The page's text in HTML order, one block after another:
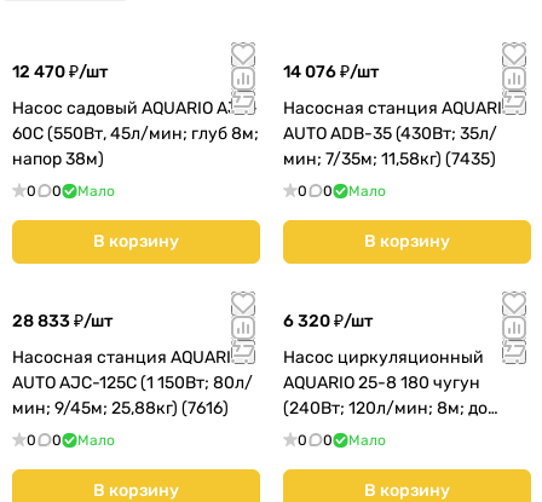
12 470 ₽/шт
Насос садовый AQUARIO AJC-
60C (550Вт, 45л/мин; глуб 8м;
напор 38м)
0 0 Мало
В корзину
14 076 ₽/шт
Насосная станция AQUARIO
AUTO ADB-35 (430Вт; 35л/
мин; 7/35м; 11,58кг) (7435)
0 0 Мало
В корзину
28 833 ₽/шт
Насосная станция AQUARIO
AUTO AJC-125C (1 150Вт; 80л/
мин; 9/45м; 25,88кг) (7616)
0 0 Мало
В корзину
6 320 ₽/шт
Насос циркуляционный
AQUARIO 25-8 180 чугун
(240Вт; 120л/мин; 8м; до
40мм;) (04702)
0 0 Мало
В корзину